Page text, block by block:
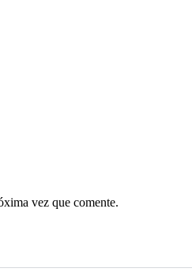
vez que comente.